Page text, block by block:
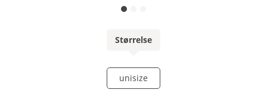
Størrelse
unisize